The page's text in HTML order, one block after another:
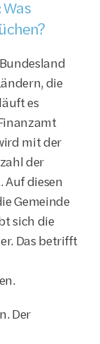
die
es
mit der
der
Auf diesen
Gemeinde
sich die
Das betrifft
Der